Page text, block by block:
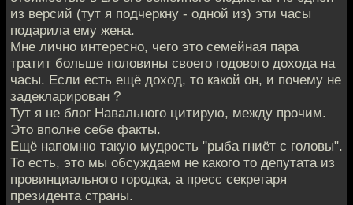
из версий (тут я подчеркну - одной из) эти часы
подарила ему жена.
Мне лично интересно, чего это семейная пара
тратит больше половины своего годового дохода на
часы. Если есть ещё доход, то какой он, и почему не
задекларирован ?
Тут я не блог Навального цитирую, между прочим.
Это вполне себе факты.
Ещё напомню такую мудрость "рыба гниёт с головы".
То есть, это мы обсуждаем не какого то депутата из
провинциального городка, а пресс секретаря
президента страны.